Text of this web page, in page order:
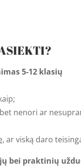
5-12 klasių
nenori ar
ar viską daro
bei praktinių